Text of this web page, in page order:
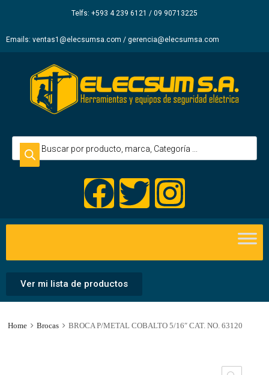
Telfs: +593 4 239 6121 / 09 90713225
Emails: ventas1@elecsumsa.com / gerencia@elecsumsa.com
Ver mi lista de productos
Home Brocas BROCA P/METAL COBALTO 5/16″ CAT. NO. 63120